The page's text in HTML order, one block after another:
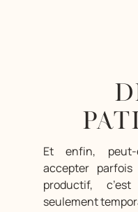
Et enfin, peut-
accepter
productif,
seulement